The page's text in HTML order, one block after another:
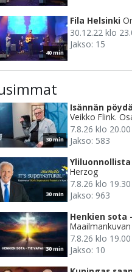
40 min
Fila Helsinki
30.12.22 klo
Jakso: 15
30 min
Isännän
Veikko Flink.
7.8.26 klo 20.00
Jakso: 583
30 min
Yliluonnollista
Herzog
7.8.26 klo 19.30
Jakso: 963
30 min
Henkien sota
7.8.26 klo 19.00
Jakso: 10